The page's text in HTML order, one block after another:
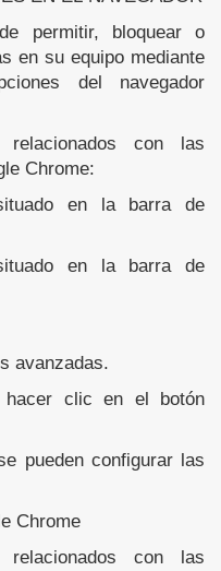
permitir, bloquear o
en su equipo mediante
del navegador
con las
Chrome:
en la barra de
en la barra de
avanzadas.
hacer clic en el botón
pueden configurar las
Chrome
con las